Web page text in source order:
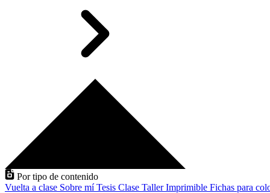
Por tipo de contenido
Vuelta a clase Sobre míTesis Clase TallerImprimible Fichas para